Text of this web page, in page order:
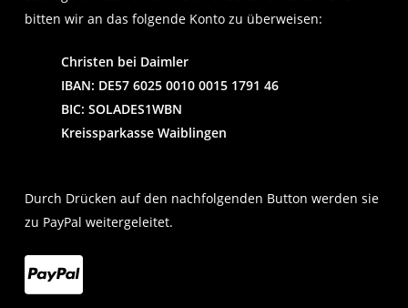
bitten wir an das folgende Konto zu überweisen:
Christen bei Daimler
IBAN: DE57 6025 0010 0015 1791 46
BIC: SOLADES1WBN
Kreissparkasse Waiblingen
Durch Drücken auf den nachfolgenden Button werden sie
zu PayPal weitergeleitet.